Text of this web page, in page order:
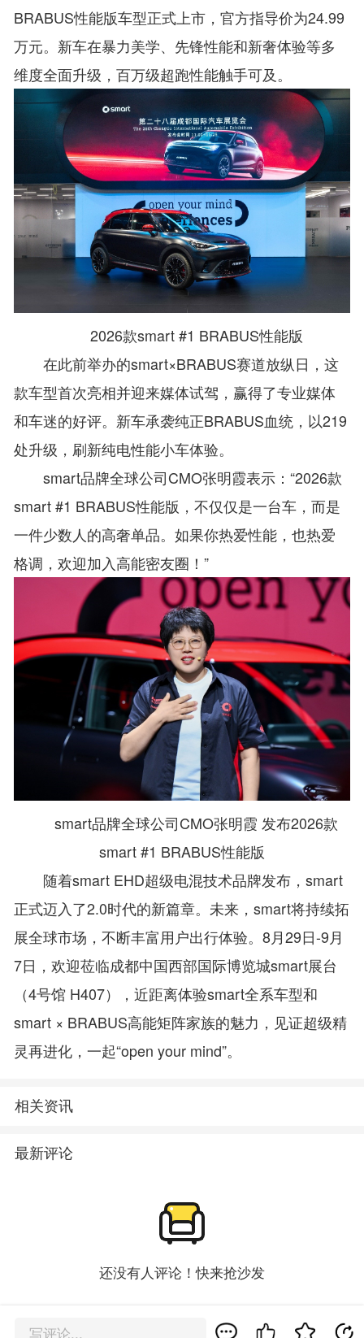
BRABUS性能版车型正式上市，官方指导价为24.99
万元。新车在暴力美学、先锋性能和新奢体验等多
维度全面升级，百万级超跑性能触手可及。
2026款smart #1 BRABUS性能版
在此前举办的smart×BRABUS赛道放纵日，这
款车型首次亮相并迎来媒体试驾，赢得了专业媒体
和车迷的好评。新车承袭纯正BRABUS血统，以219
处升级，刷新纯电性能小车体验。
smart品牌全球公司CMO张明霞表示：“2026款
smart #1 BRABUS性能版，不仅仅是一台车，而是
一件少数人的高奢单品。如果你热爱性能，也热爱
格调，欢迎加入高能密友圈！”
smart品牌全球公司CMO张明霞 发布2026款
smart #1 BRABUS性能版
随着smart EHD超级电混技术品牌发布，smart
正式迈入了2.0时代的新篇章。未来，smart将持续拓
展全球市场，不断丰富用户出行体验。8月29日-9月
7日，欢迎莅临成都中国西部国际博览城smart展台
（4号馆 H407），近距离体验smart全系车型和
smart × BRABUS高能矩阵家族的魅力，见证超级精
灵再进化，一起“open your mind”。
相关资讯
最新评论
还没有人评论！快来抢沙发